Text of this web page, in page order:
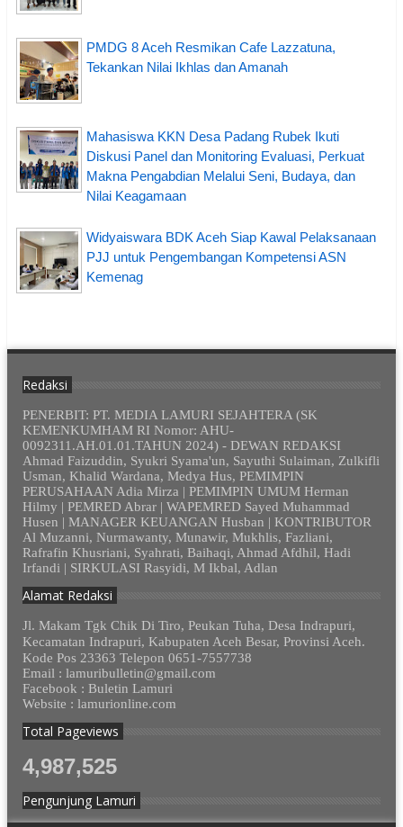
PMDG 8 Aceh Resmikan Cafe Lazzatuna,
Tekankan Nilai Ikhlas dan Amanah
Mahasiswa KKN Desa Padang Rubek Ikuti
Diskusi Panel dan Monitoring Evaluasi, Perkuat
Makna Pengabdian Melalui Seni, Budaya, dan
Nilai Keagamaan
Widyaiswara BDK Aceh Siap Kawal Pelaksanaan
PJJ untuk Pengembangan Kompetensi ASN
Kemenag
Redaksi
PENERBIT: PT. MEDIA LAMURI SEJAHTERA (SK
KEMENKUMHAM RI Nomor: AHU-
0092311.AH.01.01.TAHUN 2024) - DEWAN REDAKSI
Ahmad Faizuddin, Syukri Syama'un, Sayuthi Sulaiman, Zulkifli
Usman, Khalid Wardana, Medya Hus, PEMIMPIN
PERUSAHAAN Adia Mirza | PEMIMPIN UMUM Herman
Hilmy | PEMRED Abrar | WAPEMRED Sayed Muhammad
Husen | MANAGER KEUANGAN Husban | KONTRIBUTOR
Al Muzanni, Nurmawanty, Munawir, Mukhlis, Fazliani,
Rafrafin Khusriani, Syahrati, Baihaqi, Ahmad Afdhil, Hadi
Irfandi | SIRKULASI Rasyidi, M Ikbal, Adlan
Alamat Redaksi
Jl. Makam Tgk Chik Di Tiro, Peukan Tuha, Desa Indrapuri,
Kecamatan Indrapuri, Kabupaten Aceh Besar, Provinsi Aceh.
Kode Pos 23363 Telepon 0651-7557738
Email : lamuribulletin@gmail.com
Facebook : Buletin Lamuri
Website : lamurionline.com
Total Pageviews
4,987,525
Pengunjung Lamuri